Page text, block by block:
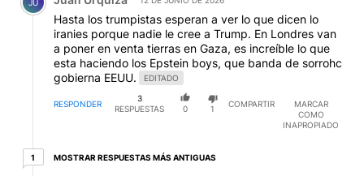
JU
Hasta los trumpistas esperan a ver lo que dicen lo
iranies porque nadie le cree a Trump. En Londres van
a poner en venta tierras en Gaza, es increíble lo que
esta haciendo los Epstein boys, que banda de sorrohc
gobierna EEUU.
EDITADO
RESPONDER
3
RESPUESTAS
0 1
COMPARTIR
MARCAR
COMO
INAPROPIADO
11 respuesta más antiguas
MOSTRAR RESPUESTAS MÁS ANTIGUAS